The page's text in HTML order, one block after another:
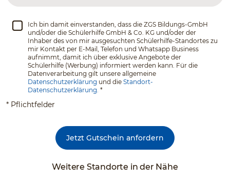
Ich bin damit einverstanden, dass die ZGS Bildungs-GmbH
und/oder die Schülerhilfe GmbH & Co. KG und/oder der
Inhaber des von mir ausgesuchten Schülerhilfe-Standortes zu
mir Kontakt per E-Mail, Telefon und Whatsapp Business
aufnimmt, damit ich über exklusive Angebote der
Schülerhilfe (Werbung) informiert werden kann. Für die
Datenverarbeitung gilt unsere allgemeine
Datenschutzerklärung und die Standort-
Datenschutzerklärung. *
* Pflichtfelder
Jetzt Gutschein anfordern
Weitere Standorte in der Nähe